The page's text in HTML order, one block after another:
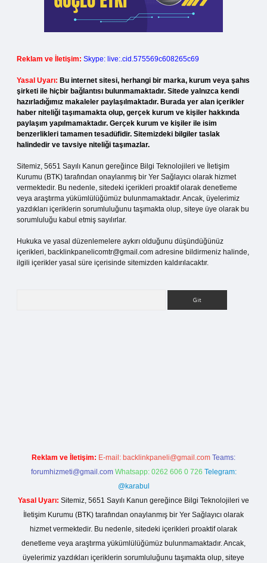
Reklam ve İletişim: Skype: live:.cid.575569c608265c69
Yasal Uyarı: Bu internet sitesi, herhangi bir marka, kurum veya şahıs
şirketi ile hiçbir bağlantısı bulunmamaktadır. Sitede yalnızca kendi
hazırladığımız makaleler paylaşılmaktadır. Burada yer alan içerikler
haber niteliği taşımamakta olup, gerçek kurum ve kişiler hakkında
paylaşım yapılmamaktadır. Gerçek kurum ve kişiler ile isim
benzerlikleri tamamen tesadüfidir. Sitemizdeki bilgiler taslak
halindedir ve tavsiye niteliği taşımazlar.
Sitemiz, 5651 Sayılı Kanun gereğince Bilgi Teknolojileri ve İletişim
Kurumu (BTK) tarafından onaylanmış bir Yer Sağlayıcı olarak hizmet
vermektedir. Bu nedenle, sitedeki içerikleri proaktif olarak denetleme
veya araştırma yükümlülüğümüz bulunmamaktadır. Ancak, üyelerimiz
yazdıkları içeriklerin sorumluluğunu taşımakta olup, siteye üye olarak bu
sorumluluğu kabul etmiş sayılırlar.
Hukuka ve yasal düzenlemelere aykırı olduğunu düşündüğünüz
içerikleri, backlinkpanelicomtr@gmail.com adresine bildirmeniz halinde,
ilgili içerikler yasal süre içerisinde sitemizden kaldırılacaktır.
Reklam ve İletişim: E-mail: backlinkpaneli@gmail.com Teams:
forumhizmeti@gmail.com Whatsapp: 0262 606 0 726 Telegram:
@karabul
Yasal Uyarı: Sitemiz, 5651 Sayılı Kanun gereğince Bilgi Teknolojileri ve
İletişim Kurumu (BTK) tarafından onaylanmış bir Yer Sağlayıcı olarak
hizmet vermektedir. Bu nedenle, sitedeki içerikleri proaktif olarak
denetleme veya araştırma yükümlülüğümüz bulunmamaktadır. Ancak,
üyelerimiz yazdıkları içeriklerin sorumluluğunu taşımakta olup, siteye